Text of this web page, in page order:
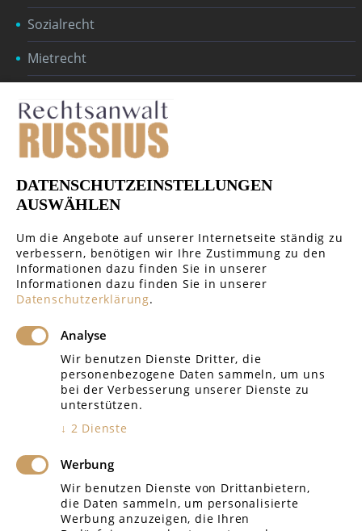
Sozialrecht
Mietrecht
Baurecht
Öffentliches Recht
Handelsrecht & Gesellschaftsrecht
GERICHTE REGIONAL
Amtsgericht Rottenburg
Amtsgericht Tübingen
Arbeitsgericht Reutlingen
Sozialgericht Reutlingen
DATENSCHUTZEINSTELLUNGEN
AUSWÄHLEN
Um die Angebote auf unserer Internetseite ständig zu
verbessern, benötigen wir Ihre Zustimmung zu den
Informationen dazu finden Sie in unserer
Informationen dazu finden Sie in unserer
Datenschutzerklärung.
Analyse
Wir benutzen Dienste Dritter, die
personenbezogene Daten sammeln, um uns
bei der Verbesserung unserer Dienste zu
unterstützen.
↓ 2 Dienste
Werbung
Wir benutzen Dienste von Drittanbietern,
die Daten sammeln, um personalisierte
Werbung anzuzeigen, die Ihren